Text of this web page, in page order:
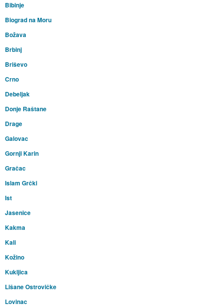
Bibinje
Biograd na Moru
Božava
Brbinj
Briševo
Crno
Debeljak
Donje Raštane
Drage
Galovac
Gornji Karin
Gračac
Islam Grčki
Ist
Jasenice
Kakma
Kali
Kožino
Kukljica
Lišane Ostrovičke
Lovinac